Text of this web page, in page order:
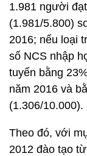
1.981 người
(1.981/5.800)
2016; nếu loại
số NCS nhập
tuyển bằng
năm 2016 và
(1.306/10.000).
Theo đó, với
2012 đào tạo